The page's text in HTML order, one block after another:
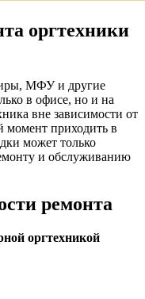
оргтехники
МФУ и другие
в офисе, но и на
вне зависимости от
момент приходить в
может только
и обслуживанию
ремонта
оргтехникой